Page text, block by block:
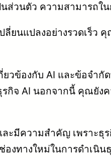
วนตัว ความสามารถใน
ลี่ยนแปลงอย่างรวดเร็
วข้องกับ AI และข้อจำ
จ AI นอกจากนี้ คุณยัง
ะมีความสำคัญ เพราะธุ
งทางใหม่ในการดำเ